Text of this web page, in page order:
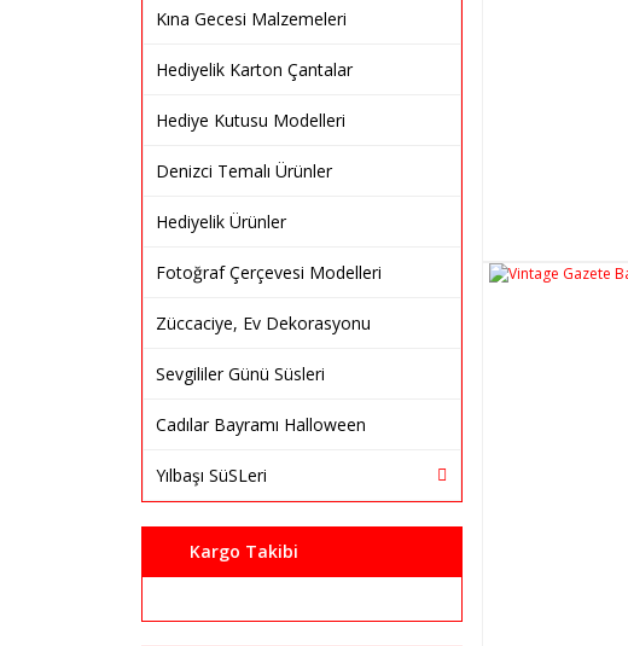
Kına Gecesi Malzemeleri
Hediyelik Karton Çantalar
Hediye Kutusu Modelleri
Denizci Temalı Ürünler
Hediyelik Ürünler
Fotoğraf Çerçevesi Modelleri
Züccaciye, Ev Dekorasyonu
Sevgililer Günü Süsleri
Cadılar Bayramı Halloween
Yılbaşı SüSLeri
Kargo Takibi